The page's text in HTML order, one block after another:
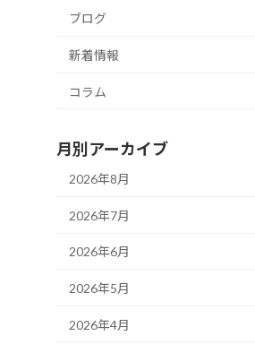
ブログ
新着情報
コラム
月別アーカイブ
2026年8月
2026年7月
2026年6月
2026年5月
2026年4月